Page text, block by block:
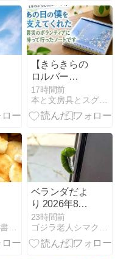
【きらきらの
ロルバー
ン！】あの日
の僕を支えて
くれた震災の
に持って行っ
たノートです
17時間前
本と文房具とスグレモノ
とく子さんの読書録。
ベランダだよ
り 2026年8月
7日（金）
「まあ、こん
なとこで！」
23時間前